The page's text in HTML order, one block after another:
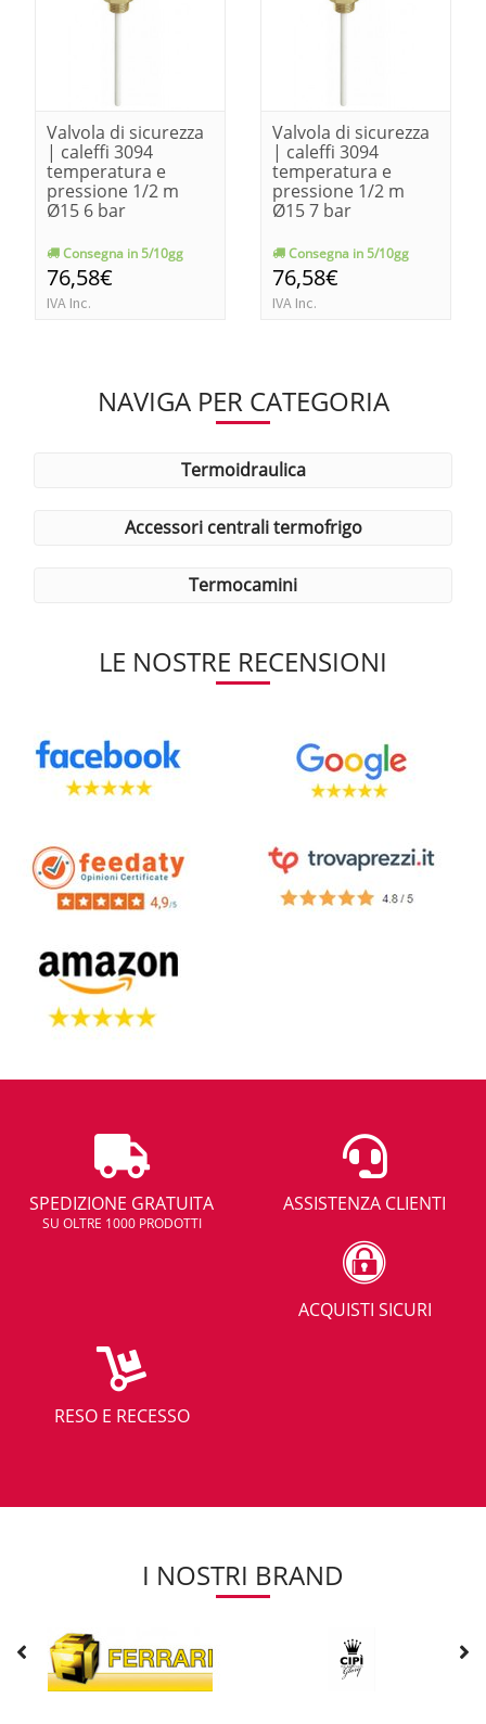
Valvola di sicurezza
| caleffi 3094
temperatura e
pressione 1/2 m
Ø15 6 bar
Consegna in 5/10gg
76,58€
IVA Inc.
Valvola di sicurezza
| caleffi 3094
temperatura e
pressione 1/2 m
Ø15 7 bar
Consegna in 5/10gg
76,58€
IVA Inc.
NAVIGA PER CATEGORIA
termoidraulica
accessori centrali termofrigo
termocamini
LE NOSTRE RECENSIONI
SPEDIZIONE GRATUITA
SU OLTRE 1000 PRODOTTI
ASSISTENZA CLIENTI
ACQUISTI SICURI
RESO E RECESSO
I NOSTRI BRAND